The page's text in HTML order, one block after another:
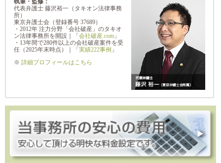
執筆・監修：
代表弁護士 藤沢裕一（タキオン法律事務
所）
東京弁護士会（登録番号 37689）
・2012年 注力分野「会社破産」のタキオ
ン法律事務所を開設｜「 会社破産.com 」
・13年間で280件以上の会社破産案件を受
任（2025年末時点）｜「 実績222事例 」
※ 詳細プロフィールはこちら